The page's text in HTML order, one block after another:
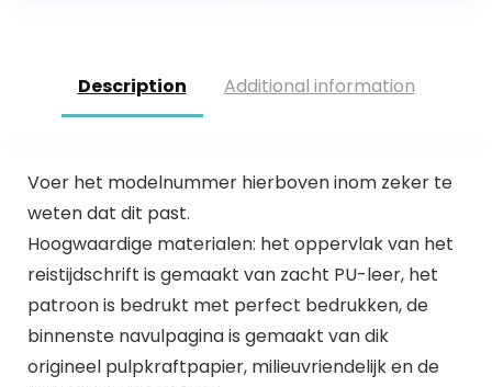
Description Additional information
Voer het modelnummer hierboven inom zeker te
weten dat dit past.
Hoogwaardige materialen: het oppervlak van het
reistijdschrift is gemaakt van zacht PU-leer, het
patroon is bedrukt met perfect bedrukken, de
binnenste navulpagina is gemaakt van dik
origineel pulpkraftpapier, milieuvriendelijk en de